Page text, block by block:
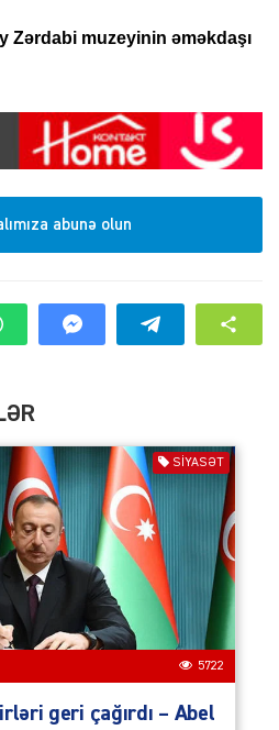
Zərdabi muzeyinin əməkdaşı
abunə olun
SIYASƏT
5722
geri çağırdı – Abel